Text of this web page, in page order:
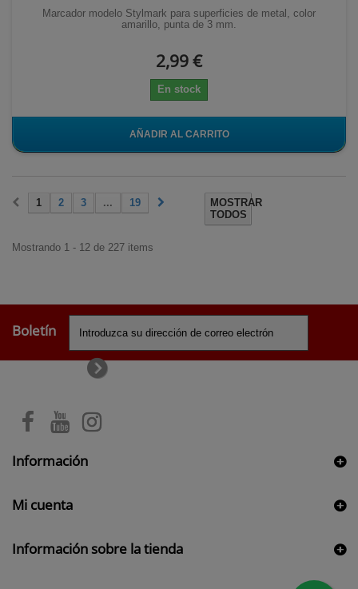
Marcador modelo Stylmark para superficies de metal, color
amarillo, punta de 3 mm.
2,99 €
En stock
AÑADIR AL CARRITO
MOSTRAR
TODOS
1 2 3 ... 19
Mostrando 1 - 12 de 227 items
Boletín
Información
Mi cuenta
Información sobre la tienda